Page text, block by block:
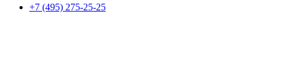
+7 (495) 275-25-25